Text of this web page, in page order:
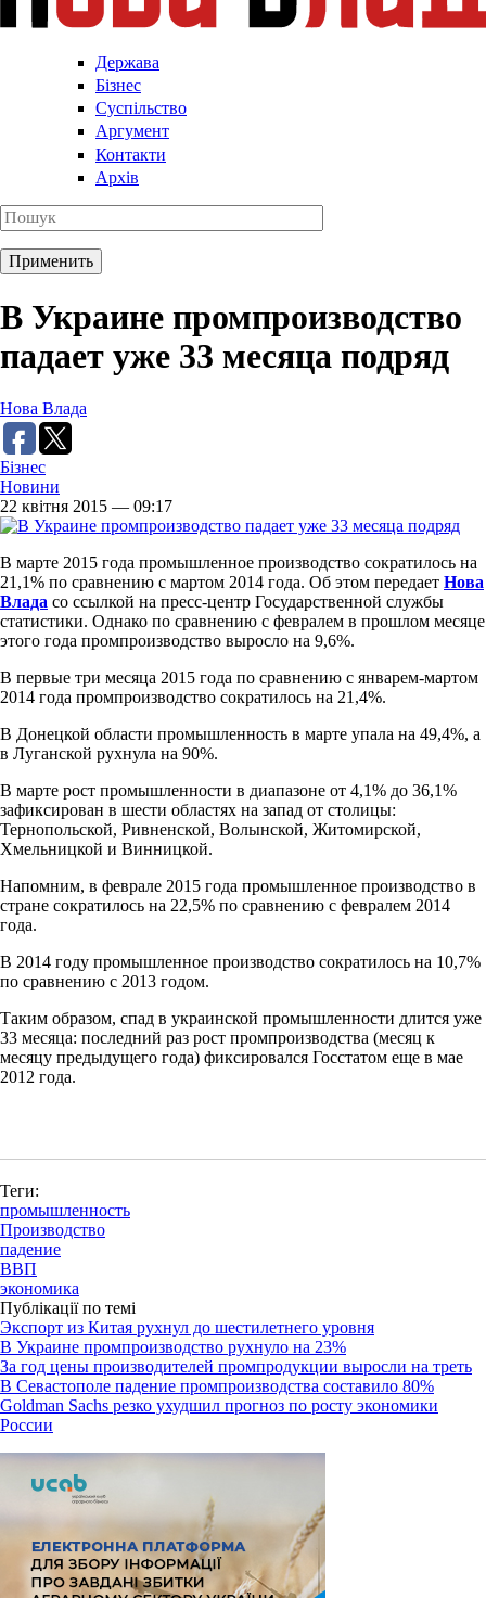
Держава
Бізнес
Суспільство
Аргумент
Контакти
Архів
В Украине промпроизводство
падает уже 33 месяца подряд
Нова Влада
Бізнес
Новини
22 квітня 2015 — 09:17
В марте 2015 года промышленное производство сократилось на
21,1% по сравнению с мартом 2014 года. Об этом передает Нова
Влада со ссылкой на пресс-центр Государственной службы
статистики. Однако по сравнению с февралем в прошлом месяце
этого года промпроизводство выросло на 9,6%.
В первые три месяца 2015 года по сравнению с январем-мартом
2014 года промпроизводство сократилось на 21,4%.
В Донецкой области промышленность в марте упала на 49,4%, а
в Луганской рухнула на 90%.
В марте рост промышленности в диапазоне от 4,1% до 36,1%
зафиксирован в шести областях на запад от столицы:
Тернопольской, Ривненской, Волынской, Житомирской,
Хмельницкой и Винницкой.
Напомним, в феврале 2015 года промышленное производство в
стране сократилось на 22,5% по сравнению с февралем 2014
года.
В 2014 году промышленное производство сократилось на 10,7%
по сравнению с 2013 годом.
Таким образом, спад в украинской промышленности длится уже
33 месяца: последний раз рост промпроизводства (месяц к
месяцу предыдущего года) фиксировался Госстатом еще в мае
2012 года.
Теги:
промышленность
Производство
падение
ВВП
экономика
Публікації по темі
Экспорт из Китая рухнул до шестилетнего уровня
В Украине промпроизводство рухнуло на 23%
За год цены производителей промпродукции выросли на треть
В Севастополе падение промпроизводства составило 80%
Goldman Sachs резко ухудшил прогноз по росту экономики
России